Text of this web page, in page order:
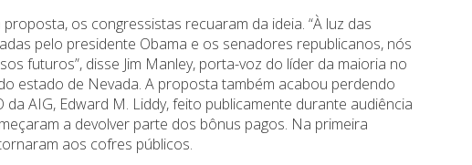
os congressistas recuaram da ideia. “À luz das
pelo presidente Obama e os senadores republicanos, nós
futuros”, disse Jim Manley, porta-voz do líder da maioria no
estado de Nevada. A proposta também acabou perdendo
AIG, Edward M. Liddy, feito publicamente durante audiência
a devolver parte dos bônus pagos. Na primeira
aos cofres públicos.